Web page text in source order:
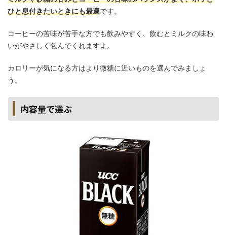
ひと息付きたいときにも最適です。
コーヒーの苦味が苦手な方でも飲みやすく、飲むとミルクの味わ
いがやさしく包んでくれますよ。
カロリーが気になる方はより微糖に近いものを選んでみましょ
う。
内容量で選ぶ